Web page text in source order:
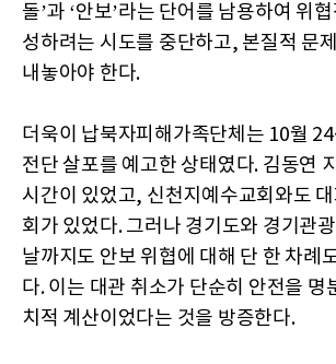
돌’과 ‘안보’라는 단어를 남용하여 위
성하려는 시도를 중단하고, 본질적 문
내놓아야 한다.
더욱이 납북자피해가족단체는 10월
전단 살포를 예고한 상태였다. 김동연
시간이 있었고, 신천지예수교회와도 대
회가 있었다. 그러나 경기도와 경기관
날까지도 안보 위협에 대해 단 한 차례
다. 이는 대관 취소가 단순히 안전을 명
치적 계산이었다는 것을 방증한다.